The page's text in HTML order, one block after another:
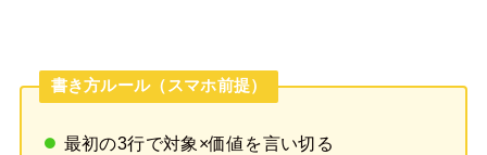
書き方ルール（スマホ前提）
最初の3行で対象×価値を言い切る